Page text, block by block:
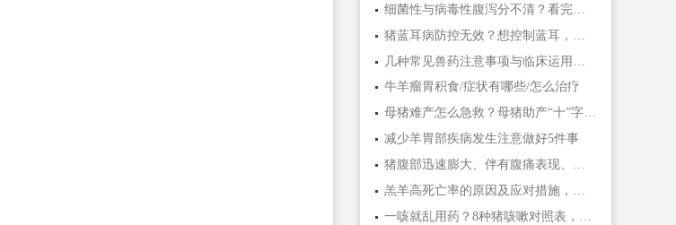
细菌性与病毒性腹泻分不清？看完这篇就懂了
牛羊瘤胃积食/症状有哪些/怎么治疗
母猪难产怎么急救？母猪助产“十”字方针学起来
减少羊胃部疾病发生注意做好5件事
猪腹部迅速膨大、伴有腹痛表现、呼吸急促等，该如何治疗？
羔羊高死亡率的原因及应对措施，养羊人必看的三大要点
一咳就乱用药？8种猪咳嗽对照表，一眼辨病！